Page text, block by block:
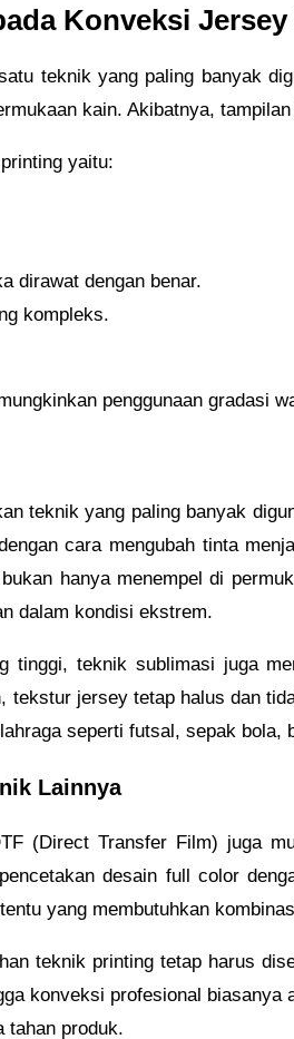
Konveksi
teknik yang paling banyak
kain. Akibatnya,
yaitu:
dirawat dengan benar.
kompleks.
penggunaan gradasi
teknik yang paling banyak
cara mengubah tinta
hanya menempel di
dalam kondisi ekstrem.
tinggi, teknik sublimasi juga
tekstur jersey tetap halus dan
seperti futsal, sepak
Lainnya
(Direct Transfer Film) juga
desain full color
yang membutuhkan
teknik printing tetap harus
konveksi profesional
tahan produk.